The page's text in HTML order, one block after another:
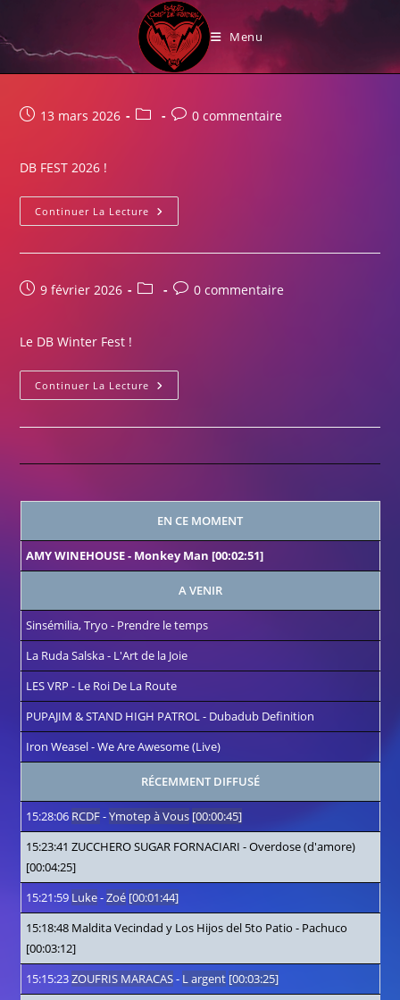
to
content
Menu
Publication
13 mars 2026
Post
Commentaires
0 commentaire
DB FEST 2026 !
Continuer La Lecture Ingrid
Et
Nous
DB
FEST
Publication
9 février 2026
Post
Commentaires
0 commentaire
Le DB Winter Fest !
Continuer La Lecture Le
DB
Fest
EN CE MOMENT
AMY WINEHOUSE- Monkey Man [00:02:51]
A VENIR
Sinsémilia, Tryo - Prendre le temps
La Ruda Salska- L'Art de la Joie
LES VRP - Le Roi De La Route
PUPAJIM & STAND HIGH PATROL- Dubadub Definition
Iron Weasel-We Are Awesome (Live)
RÉCEMMENT DIFFUSÉ
15:28:06 RCDF-Ymotep à Vous [00:00:45]
15:23:41 ZUCCHERO SUGAR FORNACIARI -Overdose (d'amore)
[00:04:25]
15:21:59 Luke-Zoé [00:01:44]
15:18:48 Maldita Vecindad y Los Hijos del 5to Patio - Pachuco
[00:03:12]
15:15:23ZOUFRIS MARACAS- L argent [00:03:25]